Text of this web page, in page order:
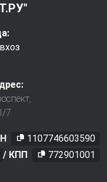
7
1107746603590
/ КПП 772901001